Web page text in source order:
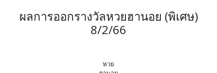
ผลการออกรางวัลหวยฮานอย (พิเศษ)
8/2/66
หวย